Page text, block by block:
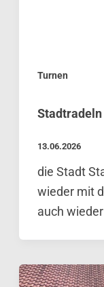
Turnen
13.06.2026
die Stadt
wieder mit
auch